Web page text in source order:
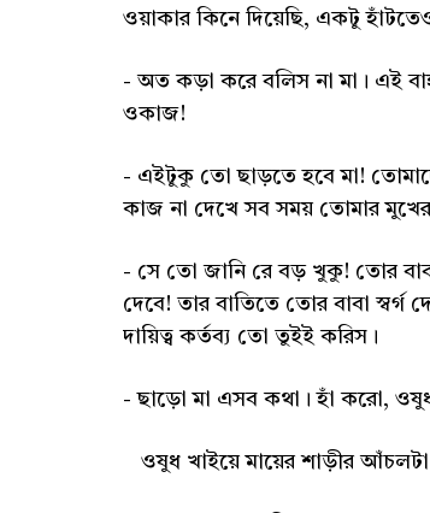
ওয়াকার কিনে দিয়েছি, একটু
- অত কড়া করে বলিস না মা। এই
ওকাজ!
- এইটুকু তো ছাড়তে হবে মা!
কাজ না দেখে সব সময় তোমার
- সে তো জানি রে বড় খুকু! তোর
দেবে! তার বাতিতে তোর বাবা
দায়িত্ব কর্তব্য তো তুইই করিস।
- ছাড়ো মা এসব কথা। হাঁ করো,
ওষুধ খাইয়ে মায়ের শাড়ীর আঁচলটা